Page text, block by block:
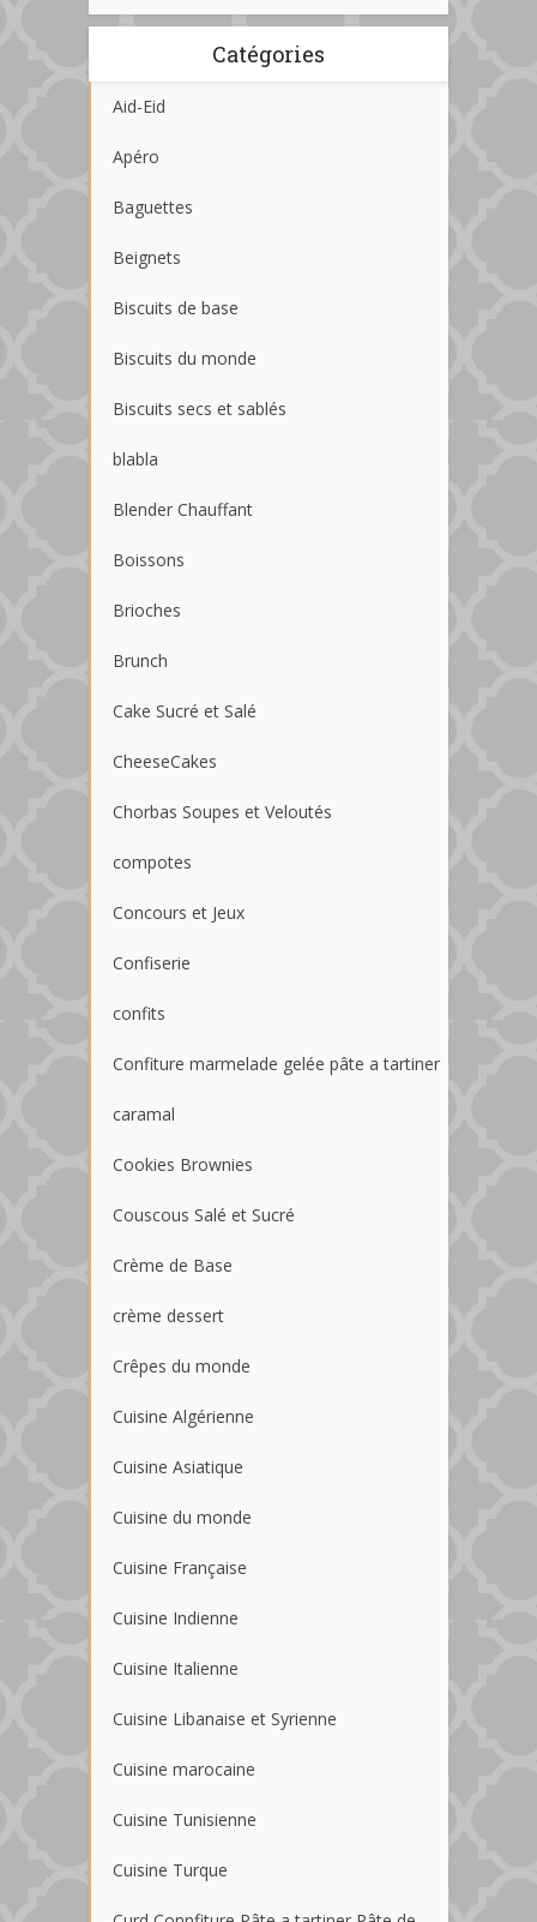
Catégories
Aid-Eid
Apéro
Baguettes
Beignets
Biscuits de base
Biscuits du monde
Biscuits secs et sablés
blabla
Blender Chauffant
Boissons
Brioches
Brunch
Cake Sucré et Salé
CheeseCakes
Chorbas Soupes et Veloutés
compotes
Concours et Jeux
Confiserie
confits
Confiture marmelade gelée pâte a tartiner
caramal
Cookies Brownies
Couscous Salé et Sucré
Crème de Base
crème dessert
Crêpes du monde
Cuisine Algérienne
Cuisine Asiatique
Cuisine du monde
Cuisine Française
Cuisine Indienne
Cuisine Italienne
Cuisine Libanaise et Syrienne
Cuisine marocaine
Cuisine Tunisienne
Cuisine Turque